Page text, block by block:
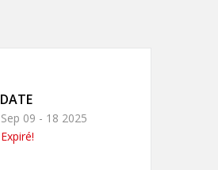
DATE
Sep 09 - 18 2025
Expiré!